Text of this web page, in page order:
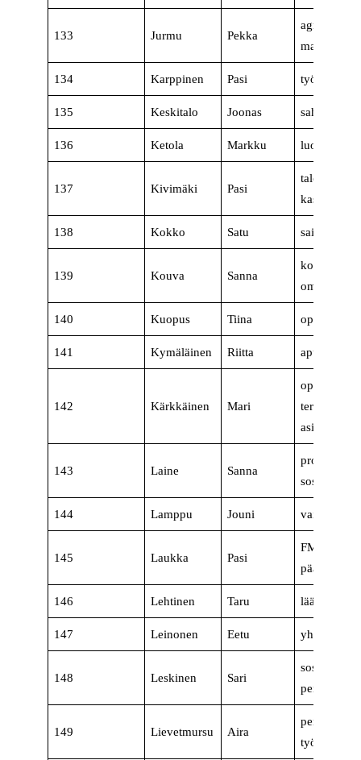
133 Jurmu Pekka
agrologi
134 Karppinen Pasi
135 Keskitalo Joonas
136 Ketola Markku luotsi,
137 Kivimäki Pasi
138 Kokko Satu
139 Kouva Sanna
140 Kuopus Tiina opiskelija
141 Kymäläinen Riitta
142 Kärkkäinen Mari
opettaja,
asiantuntija
143 Laine Sanna
sosionomi
144 Lamppu Jouni
145 Laukka Pasi
FM,
päällikkö
146 Lehtinen Taru lääkäri
147 Leinonen Eetu
148 Leskinen Sari
149 Lievetmursu Aira